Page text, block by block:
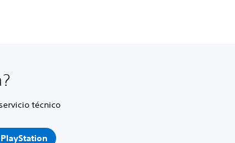
técnico